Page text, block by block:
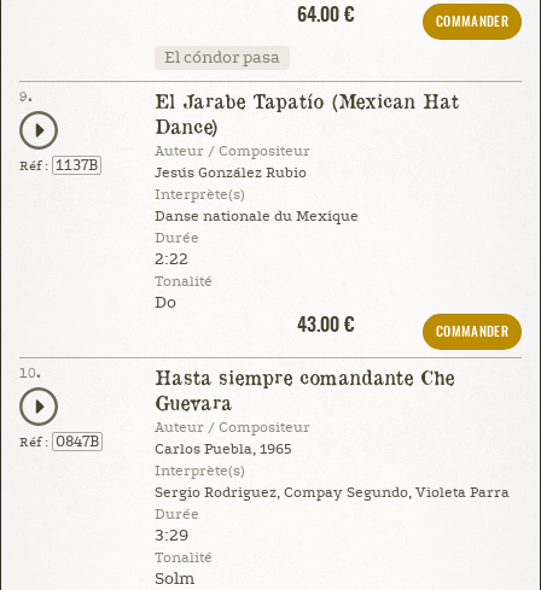
64.00 €
COMMANDER
El cóndor pasa
9.
Réf : 1137B
El Jarabe Tapatío (Mexican Hat
Dance)
Auteur / Compositeur
Jesús González Rubio
Interprète(s)
Danse nationale du Mexique
Durée
2:22
Tonalité
Do
43.00 €
COMMANDER
10.
Réf : 0847B
Hasta siempre comandante Che
Guevara
Auteur / Compositeur
Carlos Puebla, 1965
Interprète(s)
Sergio Rodriguez, Compay Segundo, Violeta Parra
Durée
3:29
Tonalité
Solm